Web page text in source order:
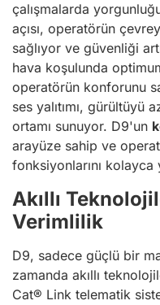
çalışmalarda
açısı, operatörün
sağlıyor ve güvenliği
hava koşulunda
operatörün konforunu
ses yalıtımı, gürültüyü
ortamı sunuyor. D9'un
arayüze sahip ve
fonksiyonlarını kolayca
Akıllı
Verimlilik
D9, sadece güçlü bir
zamanda akıllı
Cat® Link telematik